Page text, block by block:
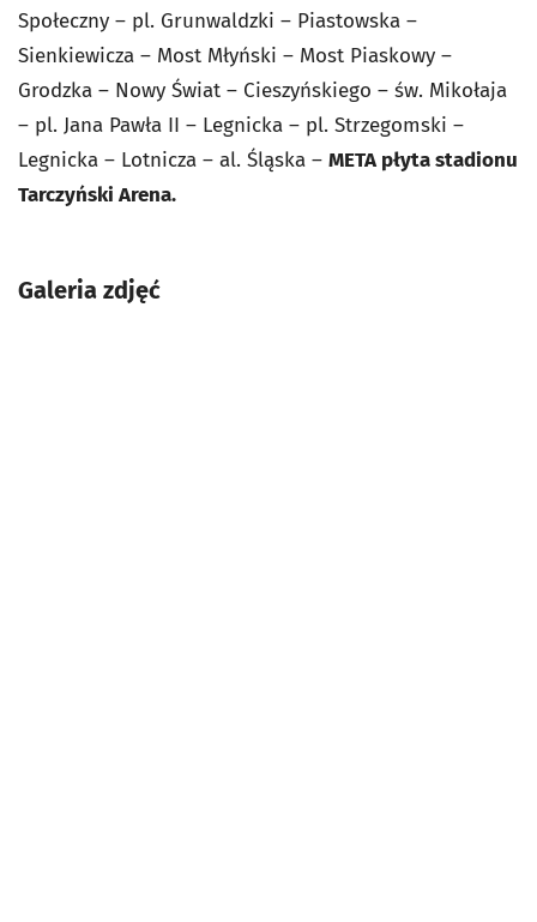
Społeczny – pl. Grunwaldzki – Piastowska –
Sienkiewicza – Most Młyński – Most Piaskowy –
Grodzka – Nowy Świat – Cieszyńskiego – św. Mikołaja
– pl. Jana Pawła II – Legnicka – pl. Strzegomski –
Legnicka – Lotnicza – al. Śląska – META płyta stadionu
Tarczyński Arena.
Galeria zdjęć